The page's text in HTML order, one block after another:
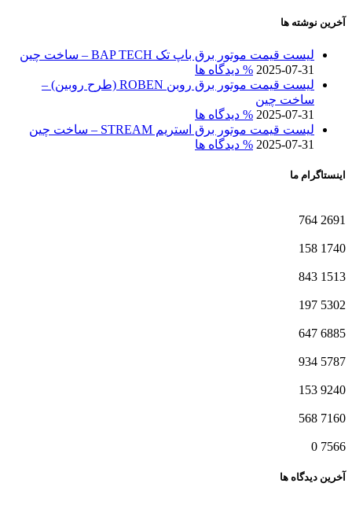
آخرین نوشته ها
لیست قیمت موتور برق باپ تک BAP TECH – ساخت چین
2025-07-31 % دیدگاه ها
لیست قیمت موتور برق روبن ROBEN (طرح روبین) –
ساخت چین
2025-07-31 % دیدگاه ها
لیست قیمت موتور برق استریم STREAM – ساخت چین
2025-07-31 % دیدگاه ها
اینستاگرام ما
2691
764
1740
158
1513
843
5302
197
6885
647
5787
934
9240
153
7160
568
7566
0
آخرین دیدگاه ها